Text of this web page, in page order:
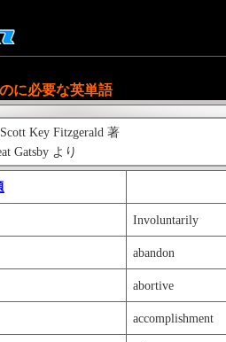
に必要な英単語
Key Fitzgerald 著
Gatsby より
Involuntarily
abandon
abortive
accomplishment